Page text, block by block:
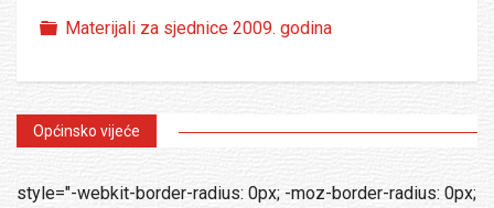
Folder
Materijali za sjednice 2009. godina
Općinsko vijeće
style="-webkit-border-radius: 0px; -moz-border-radius: 0px;